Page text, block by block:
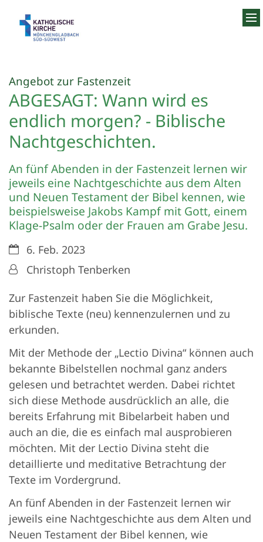
Angebot zur Fastenzeit:
ABGESAGT: Wann wird es
endlich morgen? - Biblische
Nachtgeschichten.
An fünf Abenden in der Fastenzeit lernen wir
jeweils eine Nachtgeschichte aus dem Alten
und Neuen Testament der Bibel kennen, wie
beispielsweise Jakobs Kampf mit Gott, einem
Klage-Psalm oder der Frauen am Grabe Jesu.
Datum:6. Feb. 2023
Von:Christoph Tenberken
Zur Fastenzeit haben Sie die Möglichkeit,
biblische Texte (neu) kennenzulernen und zu
erkunden.
Mit der Methode der „Lectio Divina“ können auch
bekannte Bibelstellen nochmal ganz anders
gelesen und betrachtet werden. Dabei richtet
sich diese Methode ausdrücklich an alle, die
bereits Erfahrung mit Bibelarbeit haben und
auch an die, die es einfach mal ausprobieren
möchten. Mit der Lectio Divina steht die
detaillierte und meditative Betrachtung der
Texte im Vordergrund.
An fünf Abenden in der Fastenzeit lernen wir
jeweils eine Nachtgeschichte aus dem Alten und
Neuen Testament der Bibel kennen, wie